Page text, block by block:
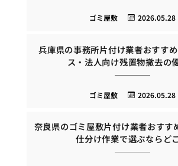
2026.05.28
ゴミ屋敷
兵庫県の事務所片付け業者おすす
ス・法人向け残置物撤去の
2026.05.28
ゴミ屋敷
奈良県のゴミ屋敷片付け業者おすす
仕分け作業で選ぶならど